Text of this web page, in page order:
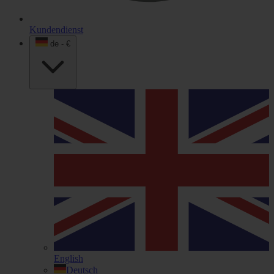
Kundendienst
de - €
English
Deutsch